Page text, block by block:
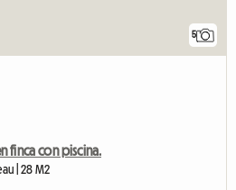
5
finca con piscina.
| 28 M2